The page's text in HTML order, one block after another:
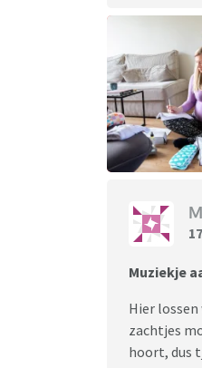
Muziekje
Hier
zachtjes
hoort, dus